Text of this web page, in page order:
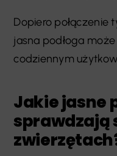
Dopiero połączenie
jasna podłoga
codziennym
Jakie jasne
sprawdzają